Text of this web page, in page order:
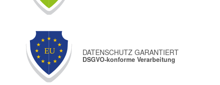
DATENSCHUTZ GARANTIERT
DSGVO-konforme Verarbeitung